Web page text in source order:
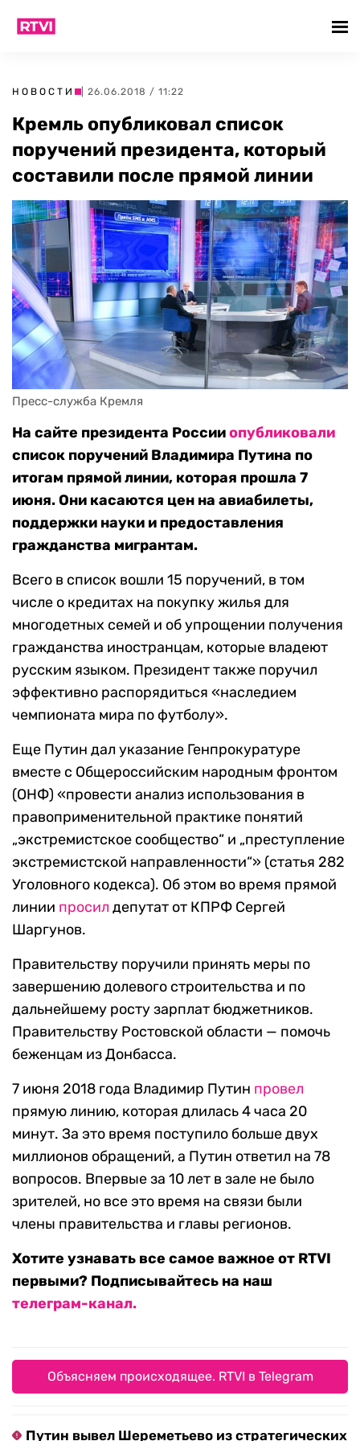
НОВОСТИ | 26.06.2018 / 11:22
Кремль опубликовал список
поручений президента, который
составили после прямой линии
Пресс-служба Кремля
На сайте президента Россииопубликовали
список поручений Владимира Путина по
итогам прямой линии, которая прошла 7
июня. Они касаются цен на авиабилеты,
поддержки науки и предоставления
гражданства мигрантам.
Всего в список вошли 15 поручений, в том
числе о кредитах на покупку жилья для
многодетных семей и об упрощении получения
гражданства иностранцам, которые владеют
русским языком. Президент также поручил
эффективно распорядиться «наследием
чемпионата мира по футболу».
Еще Путин дал указание Генпрокуратуре
вместе с Общероссийским народным фронтом
(ОНФ) «провести анализ использования в
правоприменительной практике понятий
„экстремистское сообщество“ и „преступление
экстремистской направленности“» (статья 282
Уголовного кодекса). Об этом во время прямой
линии просил депутат от КПРФ Сергей
Шаргунов.
Правительству поручили принять меры по
завершению долевого строительства и по
дальнейшему росту зарплат бюджетников.
Правительству Ростовской области — помочь
беженцам из Донбасса.
7 июня 2018 года Владимир Путин провел
прямую линию, которая длилась 4 часа 20
минут. За это время поступило больше двух
миллионов обращений, а Путин ответил на 78
вопросов. Впервые за 10 лет в зале не было
зрителей, но все это время на связи были
члены правительства и главы регионов.
Хотите узнавать все самое важное от RTVI
первыми? Подписывайтесь на наш
телеграм-канал.
Объясняем происходящее. RTVI в Telegram
Путин вывел Шереметьево из стратегических